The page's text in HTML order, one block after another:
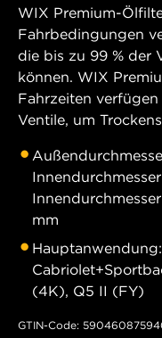
WIX Premium-
Fahrbedingungen
die bis zu 99 % der
können. WIX
Fahrzeiten
Ventile, um
mm
(4K), Q5 II (FY)
GTIN-Code: